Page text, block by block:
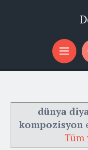
Menu
dünya
kompozisyon
Tüm